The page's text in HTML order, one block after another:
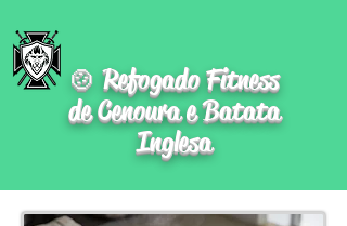
🍲 Refogado Fitness
de Cenoura e Batata
Inglesa